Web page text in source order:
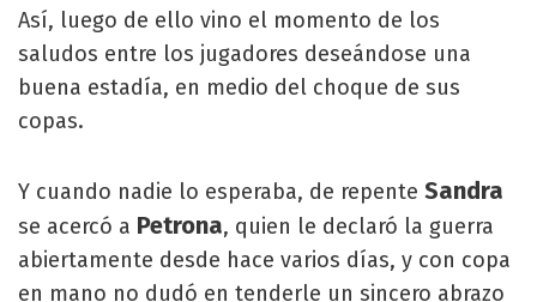
Así, luego de ello vino el momento de los
saludos entre los jugadores deseándose una
buena estadía, en medio del choque de sus
copas.
Y cuando nadie lo esperaba, de repente Sandra
se acercó a Petrona, quien le declaró la guerra
abiertamente desde hace varios días, y con copa
en mano no dudó en tenderle un sincero abrazo